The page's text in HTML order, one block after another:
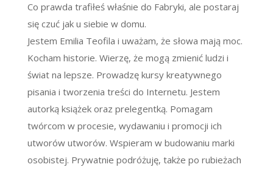
Co prawda trafiłeś właśnie do Fabryki, ale postaraj
się czuć jak u siebie w domu.
Jestem Emilia Teofila i uważam, że słowa mają moc.
Kocham historie. Wierzę, że mogą zmienić ludzi i
świat na lepsze. Prowadzę kursy kreatywnego
pisania i tworzenia treści do Internetu. Jestem
autorką książek oraz prelegentką. Pomagam
twórcom w procesie, wydawaniu i promocji ich
utworów utworów. Wspieram w budowaniu marki
osobistej. Prywatnie podróżuję, także po rubieżach